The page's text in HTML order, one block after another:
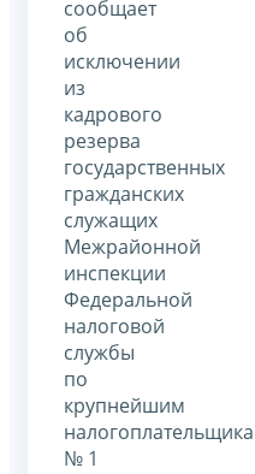
сообщает
об
исключении
из
кадрового
резерва
государственных
гражданских
служащих
Межрайонной
инспекции
Федеральной
налоговой
службы
по
крупнейшим
№ 1